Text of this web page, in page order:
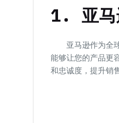
1. 亚马
亚马逊作为全球
能够让您的产品更
和忠诚度，提升销